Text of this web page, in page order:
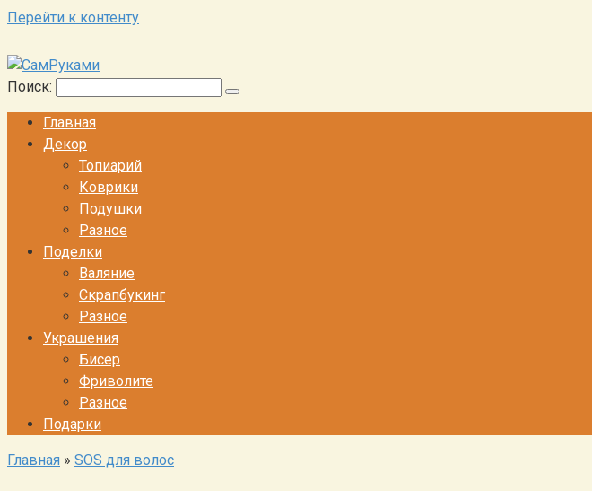
Перейти к контенту
Поиск:
Главная
Декор
Топиарий
Коврики
Подушки
Разное
Поделки
Валяние
Скрапбукинг
Разное
Украшения
Бисер
Фриволите
Разное
Подарки
Главная » SOS для волос